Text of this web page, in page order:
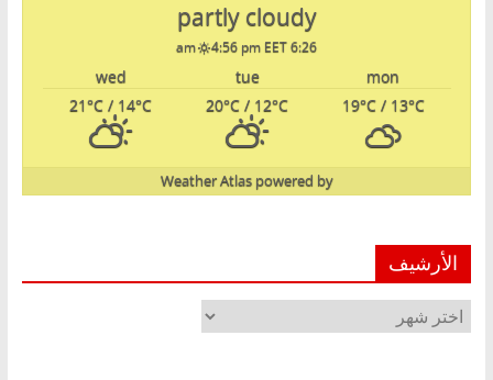
partly cloudy
6:26 am
4:56 pm EET
mon
tue
wed
19°C/ 13°C
20°C / 12°C
21°C / 14°C
powered by
Weather Atlas
الأرشيف
الأرشيف